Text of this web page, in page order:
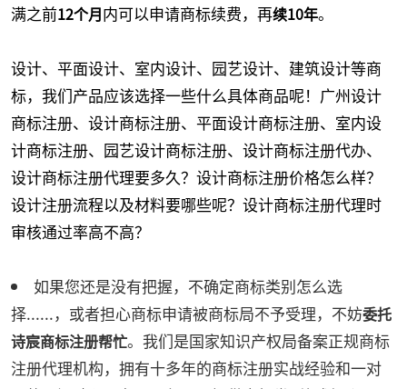
满之前12个月内可以申请商标续费，再续10年。
设计、平面设计、室内设计、园艺设计、建筑设计等商
标，我们产品应该选择一些什么具体商品呢！广州设计
商标注册、设计商标注册、平面设计商标注册、室内设
计商标注册、园艺设计商标注册、设计商标注册代办、
设计商标注册代理要多久？设计商标注册价格怎么样？
设计注册流程以及材料要哪些呢？设计商标注册代理时
审核通过率高不高？
如果您还是没有把握，不确定商标类别怎么选
择......，或者担心商标申请被商标局不予受理，不妨委托
诗宸商标注册帮忙。我们是国家知识产权局备案正规商标
注册代理机构，拥有十多年的商标注册实战经验和一对